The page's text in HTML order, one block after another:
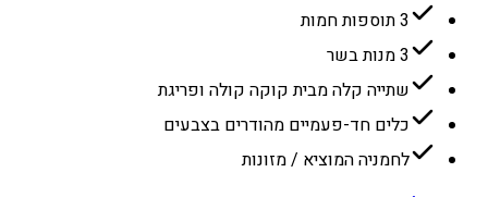
3 תוספות חמות
3 מנות בשר
שתייה קלה מבית קוקה קולה ופריגת
כלים חד-פעמיים מהודרים בצבעים
לחמניה המוציא / מזונות